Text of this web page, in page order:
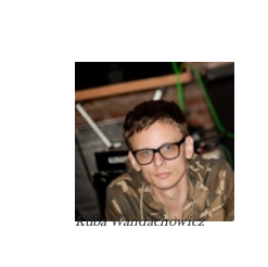
Kuba Wandachowicz